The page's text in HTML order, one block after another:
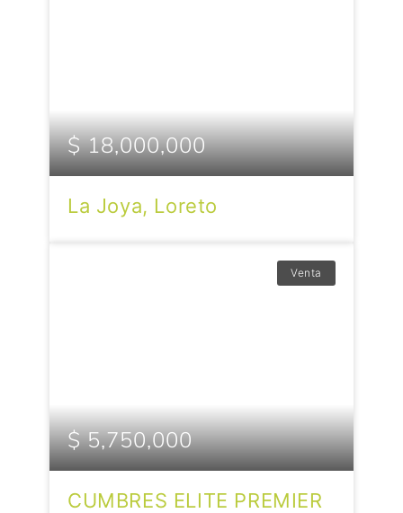
$ 18,000,000
La Joya, Loreto
Venta
$ 5,750,000
CUMBRES ELITE PREMIER